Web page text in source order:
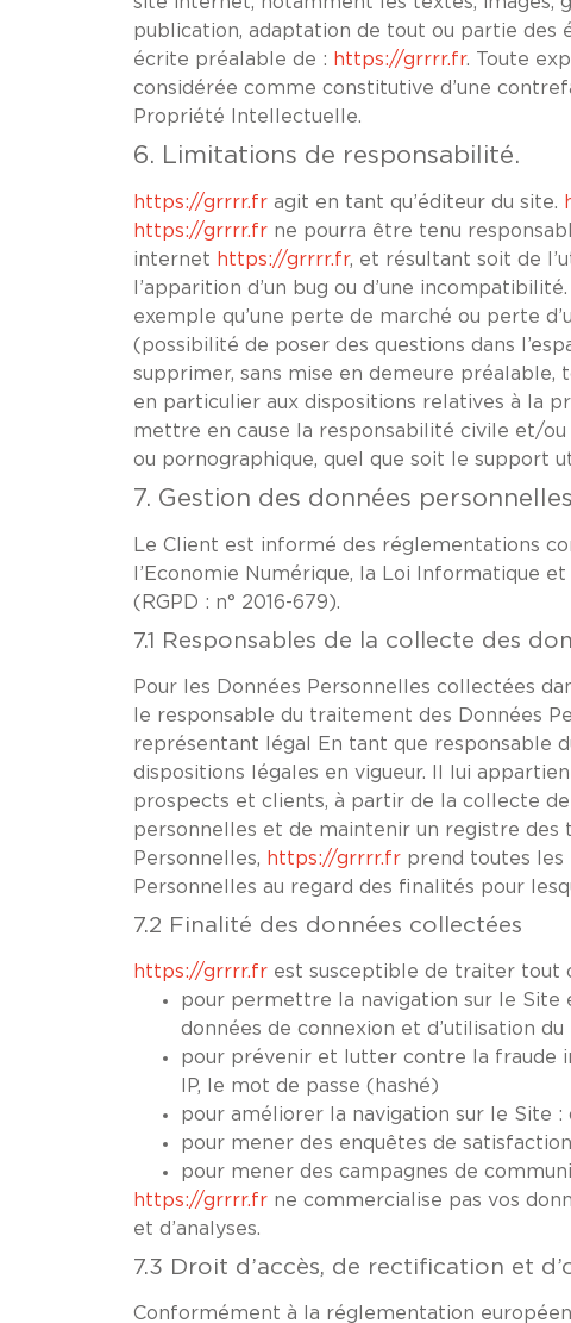
publication, adaptation de tout ou partie des
écrite préalable de : https://grrrr.fr. Toute
considérée comme constitutive d’une
Propriété Intellectuelle.
6. Limitations de responsabilité.
https://grrrr.fr agit en tant qu’éditeur du site.
https://grrrr.fr ne pourra être tenu
internet https://grrrr.fr, et résultant soit de
l’apparition d’un bug ou d’une incompatibilité.
exemple qu’une perte de marché ou perte
(possibilité de poser des questions dans
supprimer, sans mise en demeure
en particulier aux dispositions relatives à la
mettre en cause la responsabilité civile et/ou
ou pornographique, quel que soit le support
7. Gestion des données
Le Client est informé des réglementations
l’Economie Numérique, la Loi Informatique
(RGPD : n° 2016-679).
7.1 Responsables de la collecte des
Pour les Données Personnelles collectées
le responsable du traitement des Données
représentant légal En tant que responsable
dispositions légales en vigueur. Il lui
prospects et clients, à partir de la collecte
personnelles et de maintenir un registre des
Personnelles, https://grrrr.fr prend toutes les
Personnelles au regard des finalités pour
7.2 Finalité des données collectées
https://grrrr.fr est susceptible de traiter tout
pour permettre la navigation sur le Site
données de connexion et d’utilisation
pour prévenir et lutter contre la fraude
IP, le mot de passe (hashé)
pour améliorer la navigation sur le Site :
pour mener des enquêtes de
pour mener des campagnes de
https://grrrr.fr ne commercialise pas vos
et d’analyses.
7.3 Droit d’accès, de rectification et
Conformément à la réglementation